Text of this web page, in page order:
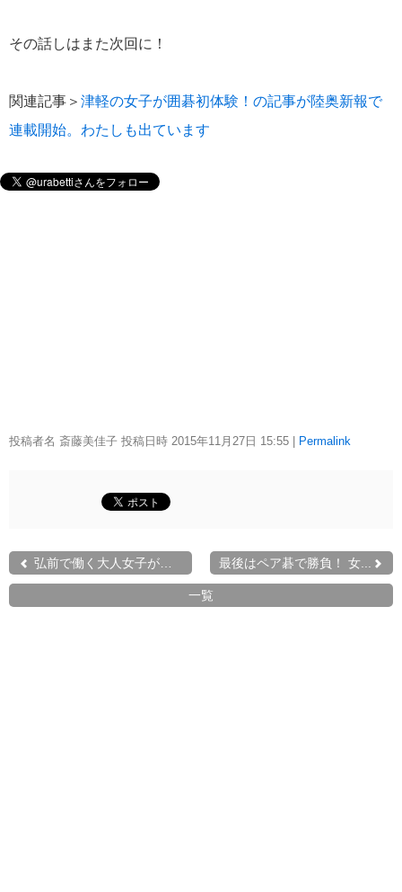
その話しはまた次回に！
関連記事＞ 津軽の女子が囲碁初体験！の記事が陸奥新報で
連載開始。わたしも出ています
投稿者名 斎藤美佳子 投稿日時 2015年11月27日 15:55 Permalink
弘前で働く大人女子が囲碁... 最後はペア碁で勝負！ 女...
一覧